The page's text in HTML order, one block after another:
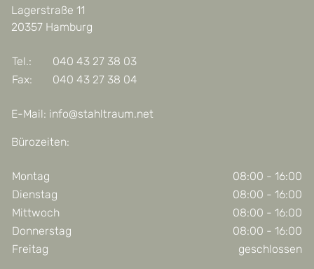
Lagerstraße 11
20357 Hamburg
Tel.:
040 43 27 38 03
Fax:
040 43 27 38 04
E-Mail: info@stahltraum.net
Bürozeiten:
Montag
08:00 - 16:00
Dienstag
08:00 - 16:00
Mittwoch
08:00 - 16:00
Donnerstag
08:00 - 16:00
Freitag
geschlossen